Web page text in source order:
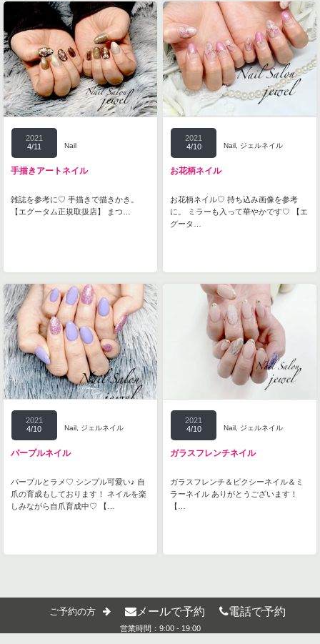
2021
4/11
Nail
手描きアートネイル
雑誌を参考に♡ 手描きで描きかき。
【エグータム正規取扱店】 まつ…
2021
4/10
Nail ジェルネイル
お花柄ネイル
お花柄ネイル♡ 持ち込み画像を参考
に。 ミラーも入って華やかです♡ 【エ
グータ…
2021
4/10
Nail ジェルネイル
パープルネイル
パープルとラメ♡ シンプル可愛い♪ 自
爪の育成もしております！ ネイルを楽
しみながら自爪育成中♡ 【…
2021
4/10
Nail ジェルネイル
ガラスフレンチネイル
ガラスフレンチ＆ピクシーネイル＆ミ
ラーネイル ありがとうございます！
【…
ご予約の方 メールで予約 電話で予約
営業時間：9:00 - 19:00